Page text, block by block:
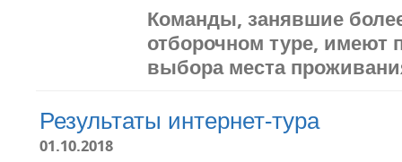
Команды, занявшие
отборочном туре, имеют
выбора места
Результаты интернет-тура
01.10.2018